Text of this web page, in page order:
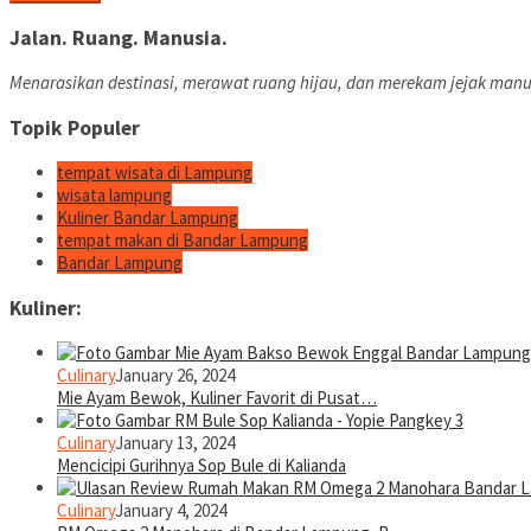
Jalan. Ruang. Manusia.
Menarasikan destinasi, merawat ruang hijau, dan merekam jejak
Topik Populer
tempat wisata di Lampung
wisata lampung
Kuliner Bandar Lampung
tempat makan di Bandar Lampung
Bandar Lampung
Kuliner:
CulinaryJanuary 26, 2024
Mie Ayam Bewok, Kuliner Favorit di Pusat…
CulinaryJanuary 13, 2024
Mencicipi Gurihnya Sop Bule di Kalianda
CulinaryJanuary 4, 2024